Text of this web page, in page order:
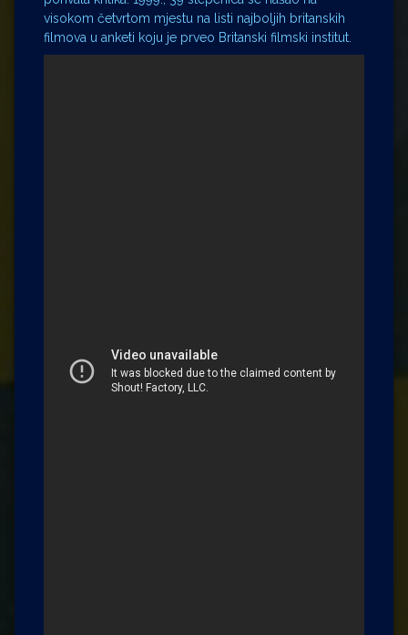
visokom četvrtom mjestu na listi najboljih britanskih
filmova u anketi koju je prveo Britanski filmski institut.